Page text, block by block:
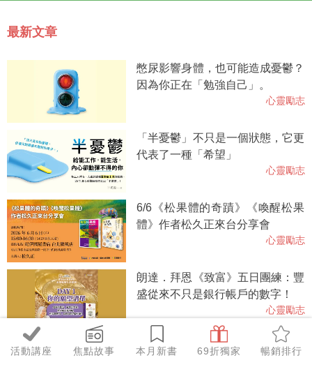
活動講座 焦點故事 本月新書 69折獨家 暢銷排行
最新文章
憋尿影響身體，也可能造成憂鬱？
因為你正在「勉強自己」。
心靈勵志
「半憂鬱」不只是一個狀態，它更
代表了一種「希望」
心靈勵志
6/6《松果體的奇蹟》《喚醒松果
體》作者松久正來台分享會
心靈勵志
朗達．拜恩《致富》五日團練：豐
盛從來不只是銀行帳戶的數字！
心靈勵志
脆友一問百應推薦！《不反應的練